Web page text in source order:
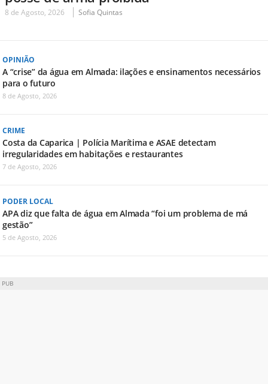
8 de Agosto, 2026 Sofia Quintas
OPINIÃO
A “crise” da água em Almada: ilações e ensinamentos necessários
para o futuro
8 de Agosto, 2026
CRIME
Costa da Caparica | Polícia Marítima e ASAE detectam
irregularidades em habitações e restaurantes
7 de Agosto, 2026
PODER LOCAL
APA diz que falta de água em Almada “foi um problema de má
gestão”
5 de Agosto, 2026
PUB